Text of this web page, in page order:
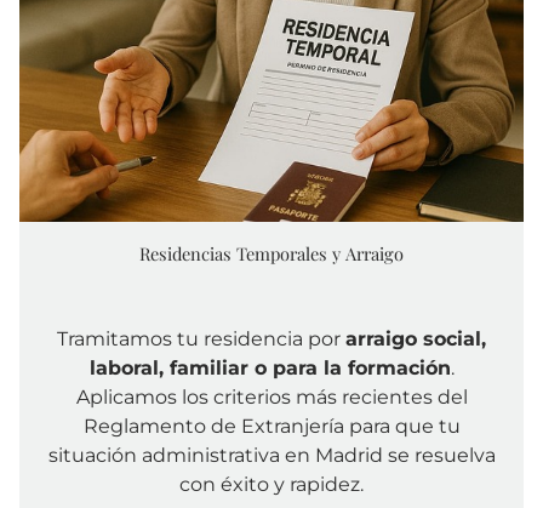
Residencias Temporales y Arraigo
Tramitamos tu residencia por arraigo social,
laboral, familiar o para la formación.
Aplicamos los criterios más recientes del
Reglamento de Extranjería para que tu
situación administrativa en Madrid se resuelva
con éxito y rapidez.